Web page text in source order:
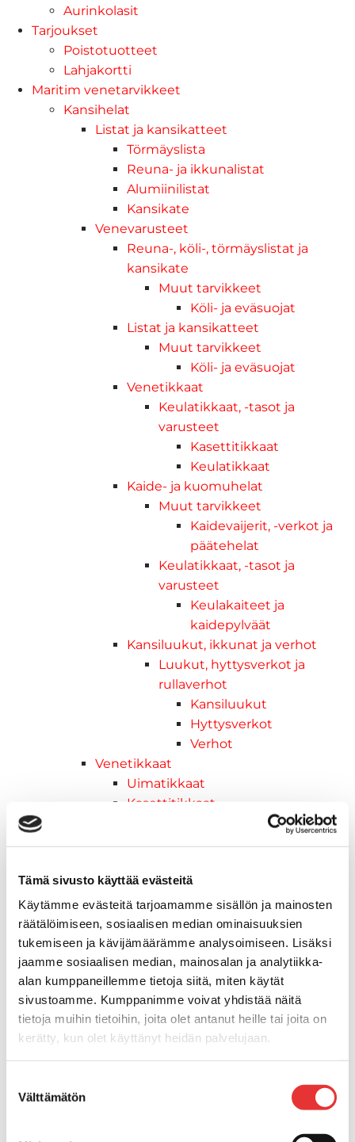
Tämä sivusto käyttää evästeitä
Käytämme evästeitä tarjoamamme sisällön ja mainosten
räätälöimiseen, sosiaalisen median ominaisuuksien
tukemiseen ja kävijämäärämme analysoimiseen. Lisäksi
jaamme sosiaalisen median, mainosalan ja analytiikka-
alan kumppaneillemme tietoja siitä, miten käytät
sivustoamme. Kumppanimme voivat yhdistää näitä
tietoja muihin tietoihin, joita olet antanut heille tai joita on
kerätty, kun olet käyttänyt heidän palvelujaan.
valinta
Välttämätön
Aurinkolasit
Tarjoukset
Poistotuotteet
Lahjakortti
Maritim venetarvikkeet
Kansihelat
Listat ja kansikatteet
Törmäyslista
Reuna- ja ikkunalistat
Alumiinilistat
Kansikate
Venevarusteet
Reuna-, köli-, törmäyslistat ja
kansikate
Muut tarvikkeet
Köli- ja eväsuojat
Listat ja kansikatteet
Muut tarvikkeet
Köli- ja eväsuojat
Venetikkaat
Keulatikkaat, -tasot ja
varusteet
Kasettitikkaat
Keulatikkaat
Kaide- ja kuomuhelat
Muut tarvikkeet
Kaidevaijerit, -verkot ja
päätehelat
Keulatikkaat, -tasot ja
varusteet
Keulakaiteet ja
kaidepylväät
Kansiluukut, ikkunat ja verhot
Luukut, hyttysverkot ja
rullaverhot
Kansiluukut
Hyttysverkot
Verhot
Venetikkaat
Uimatikkaat
Kasettitikkaat
Köysitikkaat
Kävelysillat
Muut kiinnityshelat
Koukkupidike
Pidike "clips", muovia
Lepuuttajan kiinnike
Tuulilasin kiinnike
Reuna-, köli-, törmäyslistat ja kansikate
Törmäyslista
Kansikate
Reuna- ja ikkunalistat